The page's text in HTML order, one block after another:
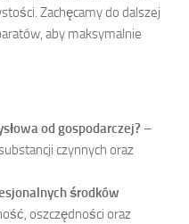
Zachęcamy do dalszej
aby maksymalnie
od gospodarczej? –
czynnych oraz
środków
oszczędności oraz